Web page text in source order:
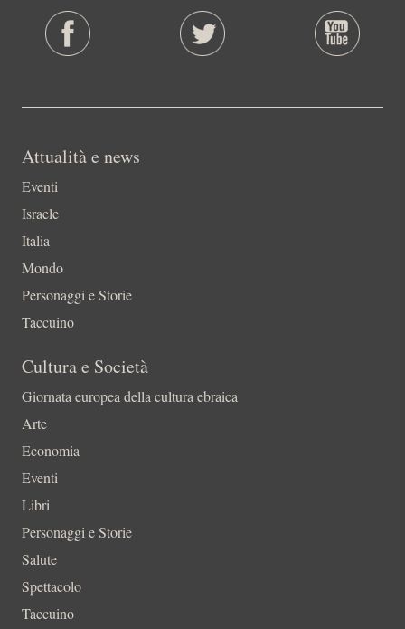
Attualità e news
Eventi
Israele
Italia
Mondo
Personaggi e Storie
Taccuino
Cultura e Società
Giornata europea della cultura ebraica
Arte
Economia
Eventi
Libri
Personaggi e Storie
Salute
Spettacolo
Taccuino